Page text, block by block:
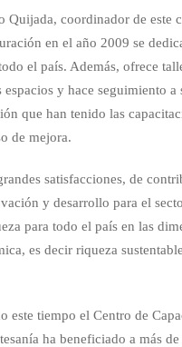
Quijada, coordinador de este
en el año 2009 se
el país. Además, ofrece
espacios y hace seguimiento a
que han tenido las
de mejora.
satisfacciones, de
y desarrollo para el
para todo el país en las
es decir riqueza
este tiempo el Centro de
ha beneficiado a más